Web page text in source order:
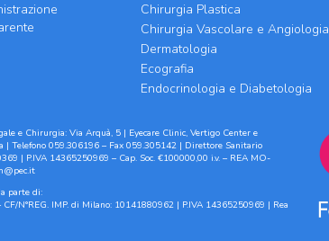
Chirurgia Plastica
Chirurgia Vascolare e Angiologia
Dermatologia
Ecografia
Endocrinologia e Diabetologia
e Chirurgia: Via Arquà, 5 | Eyecare Clinic, Vertigo Center e
| Telefono 059.306196 – Fax 059.305142 | Direttore Sanitario
| P.IVA 14365250969 – Cap. Soc. €100000,00 i.v. – REA MO-
parte di:
N°REG. IMP. di Milano: 10141880962 | P.IVA 14365250969 | Rea